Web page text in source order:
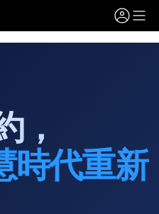
，
時代重新